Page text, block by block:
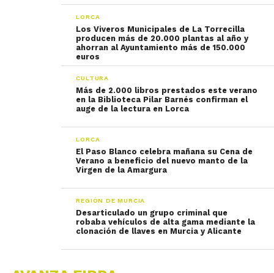
LORCA
Los Viveros Municipales de La Torrecilla
producen más de 20.000 plantas al año y
ahorran al Ayuntamiento más de 150.000
euros
CULTURA
Más de 2.000 libros prestados este verano
en la Biblioteca Pilar Barnés confirman el
auge de la lectura en Lorca
LORCA
El Paso Blanco celebra mañana su Cena de
Verano a beneficio del nuevo manto de la
Virgen de la Amargura
REGIÓN DE MURCIA
Desarticulado un grupo criminal que
robaba vehículos de alta gama mediante la
clonación de llaves en Murcia y Alicante